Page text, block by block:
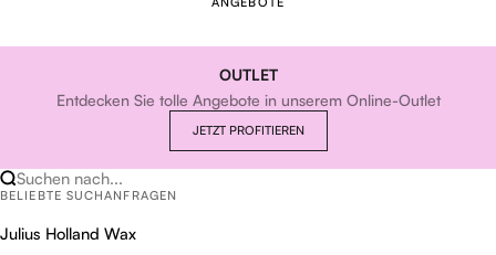
OUTLET
Entdecken Sie tolle Angebote in unserem Online-Outlet
JETZT PROFITIEREN
Suchen nach...
BELIEBTE SUCHANFRAGEN
Julius Holland Wax